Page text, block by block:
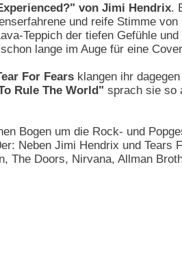
von Jimi Hendrix.
und reife Stimme
Teppich der tiefen Gefühle
lange im Auge für eine
For Fears klangen ihr
Rule The World" sprach sie so
Bogen um die Rock- und
Neben Jimi Hendrix und
The Doors, Nirvana, Allman